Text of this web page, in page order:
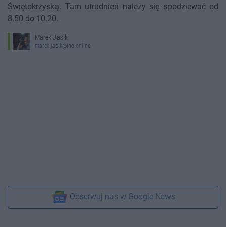
Świętokrzyską. Tam utrudnień należy się spodziewać od
8.50 do 10.20.
Marek Jasik
marek.jasik@ino.online
Obserwuj nas w Google News